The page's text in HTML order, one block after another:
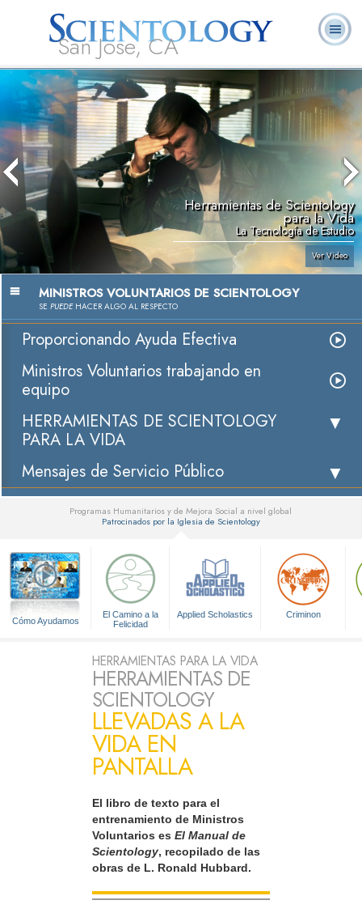
San Jose, CA
Acerca de
Nosotros
L. Ronald
Hubbard
Scientology?
Voluntarios
Herramientas de Scientology
para la Vida
La Tecnología de Estudio
Ver Video
MINISTROS VOLUNTARIOS DE SCIENTOLOGY
SE PUEDEHACER ALGO AL RESPECTO
Proporcionando Ayuda Efectiva
Ministros Voluntarios trabajando en
equipo
HERRAMIENTAS DE SCIENTOLOGY
PARA LA VIDA
Mensajes de Servicio Público
Programas Humanitarios y de Mejora Social a nivel global
Patrocinados por la Iglesia de Scientology
Cómo Ayudamos
El Camino a la
Felicidad
Applied Scholastics Criminon
HERRAMIENTAS PARA LA VIDA
HERRAMIENTAS DE
SCIENTOLOGY
LLEVADAS A LA
VIDA EN
PANTALLA
El libro de texto para el
entrenamiento de Ministros
Voluntarios es El Manual de
Scientology, recopilado de las
obras de L. Ronald Hubbard.